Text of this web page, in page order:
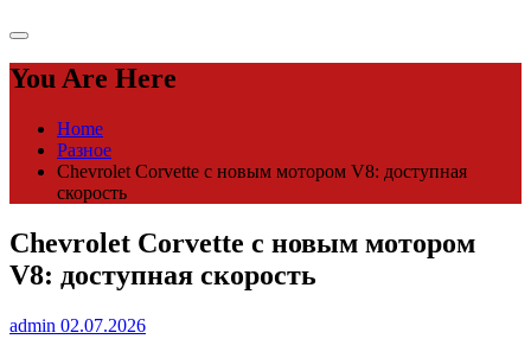
You Are Here
Home
Разное
Chevrolet Corvette c новым мотором V8: доступная
скорость
Chevrolet Corvette c новым мотором
V8: доступная скорость
admin 02.07.2026